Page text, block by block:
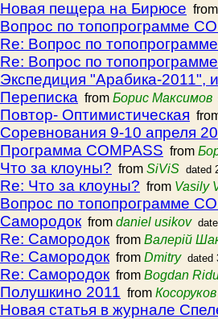
Новая пещера на Бирюсе from
Вопрос по топопрограмме
Re: Вопрос по
Re: Вопрос по
Экспедиция "Арабика-2011",
Переписка from Борис Максимов
Повтор- Оптимистическая
Соревнования 9-10 апреля
Программа COMPASS from
Что за клоуны? from SiViS dated
Re: Что за клоуны? from Vasily
Вопрос по топопрограмме
Самородок from daniel usikov
Re: Самородок from Валерій
Re: Самородок from Dmitry dated
Re: Самородок from Bogdan
Полушкино 2011 from
Новая статья в журнале